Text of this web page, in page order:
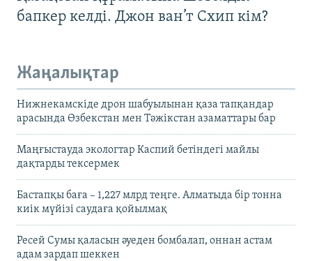
бапкер келді. Джон ван’т Схип кім?
Жаңалықтар
Нижнекамскіде дрон шабуылынан қаза тапқандар
арасында Өзбекстан мен Тәжікстан азаматтары бар
Маңғыстауда экологтар Каспий бетіндегі майлы
дақтарды тексермек
Бастапқы баға – 1,227 млрд теңге. Алматыда бір тонна
киік мүйізі саудаға қойылмақ
Ресей Сумы қаласын әуеден бомбалап, оннан астам
адам зардап шеккен